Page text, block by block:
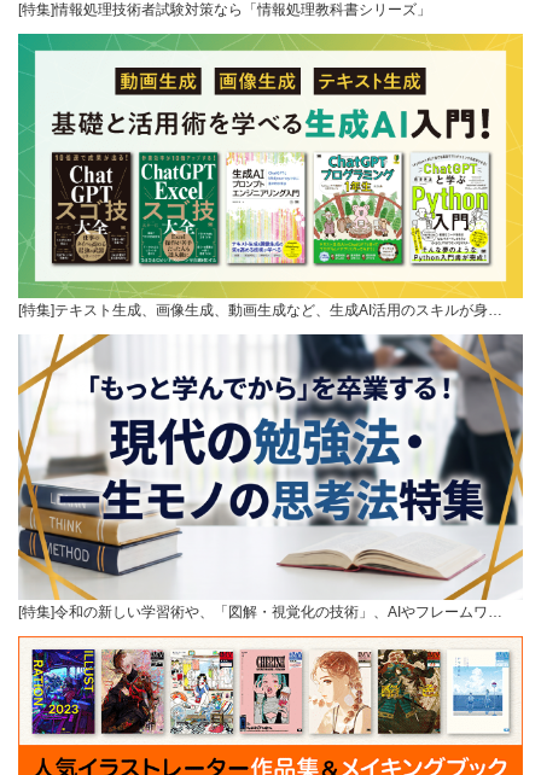
[特集]情報処理技術者試験対策なら「情報処理教科書シリーズ」
[特集]テキスト生成、画像生成、動画生成など、生成AI活用のスキルが身…
[特集]令和の新しい学習術や、「図解・視覚化の技術」、AIやフレームワ…